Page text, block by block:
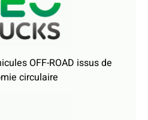
et d’inspection de véhicules
chargements